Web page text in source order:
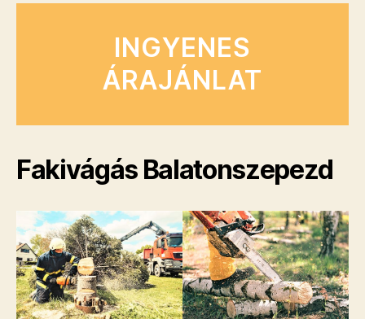
INGYENES
ÁRAJÁNLAT
Fakivágás Balatonszepezd